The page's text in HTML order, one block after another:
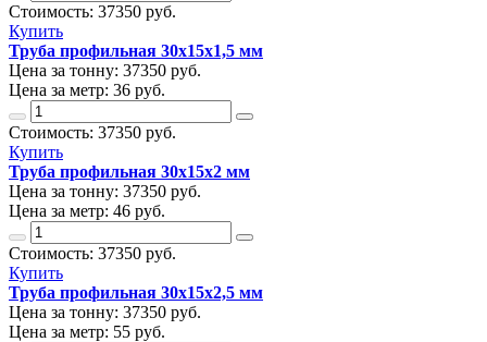
Стоимость: 37350 руб.
Купить
Труба профильная 30х15х1,5 мм
Цена за тонну: 37350 руб.
Цена за метр: 36 руб.
Стоимость: 37350 руб.
Купить
Труба профильная 30х15х2 мм
Цена за тонну: 37350 руб.
Цена за метр: 46 руб.
Стоимость: 37350 руб.
Купить
Труба профильная 30х15х2,5 мм
Цена за тонну: 37350 руб.
Цена за метр: 55 руб.